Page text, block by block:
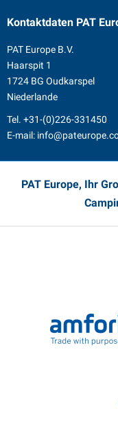
Kontaktdaten PAT
PAT Europe B.V.
Haarspit 1
1724 BG Oudkarspel
Niederlande
Tel. +31-(0)226-331450
E-mail:
PAT Europe, Ihr